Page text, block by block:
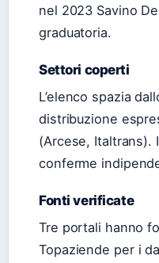
nel 2023 Savino
graduatoria.
Settori coperti
L’elenco spazia
distribuzione
(Arcese, Italtrans).
conferme
Fonti verificate
Tre portali hanno
Topaziende per i